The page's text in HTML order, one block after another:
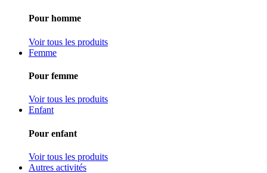
Pour homme
Voir tous les produits
Femme
Pour femme
Voir tous les produits
Enfant
Pour enfant
Voir tous les produits
Autres activités